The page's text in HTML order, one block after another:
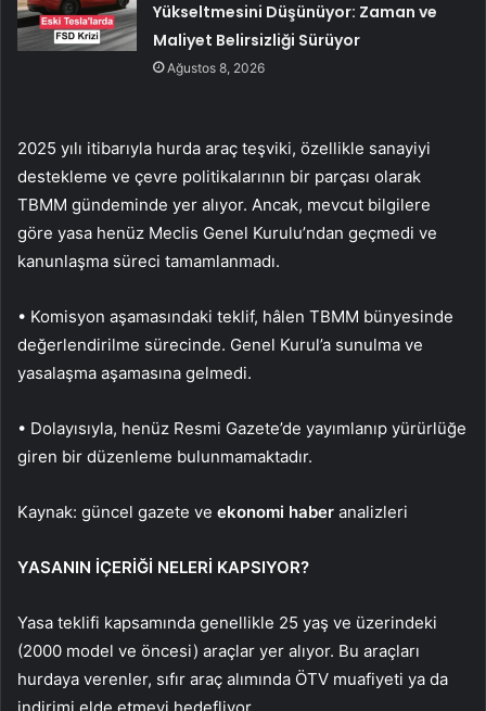
Yükseltmesini Düşünüyor: Zaman ve
Maliyet Belirsizliği Sürüyor
Ağustos 8, 2026
2025 yılı itibarıyla hurda araç teşviki, özellikle sanayiyi
destekleme ve çevre politikalarının bir parçası olarak
TBMM gündeminde yer alıyor. Ancak, mevcut bilgilere
göre yasa henüz Meclis Genel Kurulu’ndan geçmedi ve
kanunlaşma süreci tamamlanmadı.
• Komisyon aşamasındaki teklif, hâlen TBMM bünyesinde
değerlendirilme sürecinde. Genel Kurul’a sunulma ve
yasalaşma aşamasına gelmedi.
• Dolayısıyla, henüz Resmi Gazete’de yayımlanıp yürürlüğe
giren bir düzenleme bulunmamaktadır.
Kaynak: güncel gazete ve ekonomi haber analizleri
YASANIN İÇERİĞİ NELERİ KAPSIYOR?
Yasa teklifi kapsamında genellikle 25 yaş ve üzerindeki
(2000 model ve öncesi) araçlar yer alıyor. Bu araçları
hurdaya verenler, sıfır araç alımında ÖTV muafiyeti ya da